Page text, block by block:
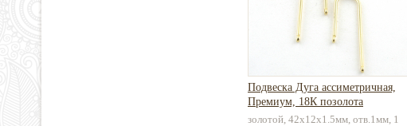
Подвеска Дуга ассиметричная,
Премиум, 18К позолота
золотой, 42х12х1.5мм, отв.1мм, 1